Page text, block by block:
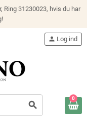
31230023, hvis du har
search
person Log ind
0